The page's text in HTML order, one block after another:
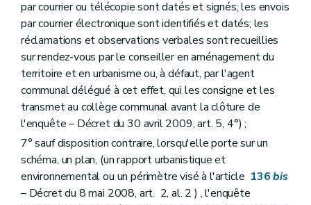
Art. 139
Chapitre IV Des dispositions particulières aux équipements touristiques
Section première Des dispositions générales
Art. 140
Section 2 De l'établissement des villages de vacances
Sous-section première Des dispositions générales
Art. 141
Sous-section 2 Des conditions d'établissement des villages de vacances
Art. 142
Sous-section 3 Du dossier de village de vacances
Art. 143
Section 3 De l'établissement des parcs résidentiels de week-end
Sous-section première Des dispositions générales
Art. 144
Sous-section 2
Des conditions d'établissement et de lotissement d'un parc résidentiel de week-end
par courrier ou télécopie sont datés et signés; les envois
par courrier électronique sont identifiés et datés; les
réclamations et observations verbales sont recueillies
sur rendez-vous par le conseiller en aménagement du
territoire et en urbanisme ou, à défaut, par l'agent
communal délégué à cet effet, qui les consigne et les
transmet au collège communal avant la clôture de
l'enquête – Décret du 30 avril 2009, art. 5, 4°) ;
7° sauf disposition contraire, lorsqu'elle porte sur un
schéma, un plan, (un rapport urbanistique et
environnemental ou un périmètre visé à l'article 136bis
– Décret du 8 mai 2008, art. 2, al. 2 ) , l'enquête